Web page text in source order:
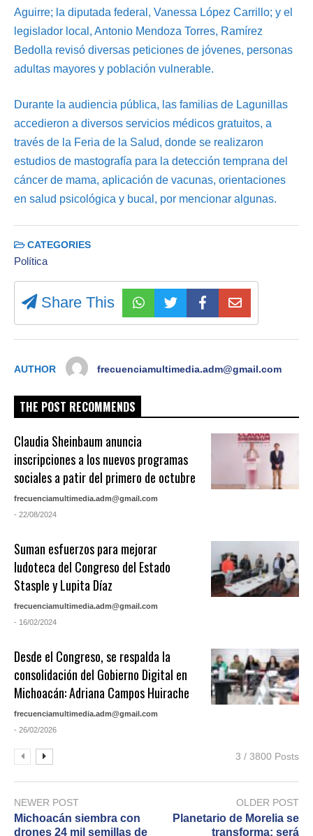
Aguirre; la diputada federal, Vanessa López Carrillo; y el
legislador local, Antonio Mendoza Torres, Ramírez
Bedolla revisó diversas peticiones de jóvenes, personas
adultas mayores y población vulnerable.
Durante la audiencia pública, las familias de Lagunillas
accedieron a diversos servicios médicos gratuitos, a
través de la Feria de la Salud, donde se realizaron
estudios de mastografía para la detección temprana del
cáncer de mama, aplicación de vacunas, orientaciones
en salud psicológica y bucal, por mencionar algunas.
CATEGORIES
Política
Share This
AUTHOR frecuenciamultimedia.adm@gmail.com
THE POST RECOMMENDS
Claudia Sheinbaum anuncia
inscripciones a los nuevos programas
sociales a patir del primero de octubre
frecuenciamultimedia.adm@gmail.com
- 22/08/2024
Suman esfuerzos para mejorar
ludoteca del Congreso del Estado
Stasple y Lupita Díaz
frecuenciamultimedia.adm@gmail.com
- 16/02/2024
Desde el Congreso, se respalda la
consolidación del Gobierno Digital en
Michoacán: Adriana Campos Huirache
frecuenciamultimedia.adm@gmail.com
- 26/02/2026
3 / 3800 Posts
NEWER POST
Michoacán siembra con
drones 24 mil semillas de
OLDER POST
Planetario de Morelia se
transforma; será